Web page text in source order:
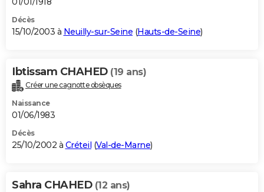
Décès
15/10/2003 à Neuilly-sur-Seine (Hauts-de-Seine)
Ibtissam CHAHED (19 ans)
Créer une cagnotte obsèques
Naissance
01/06/1983
Décès
25/10/2002 à Créteil (Val-de-Marne)
Sahra CHAHED (12 ans)